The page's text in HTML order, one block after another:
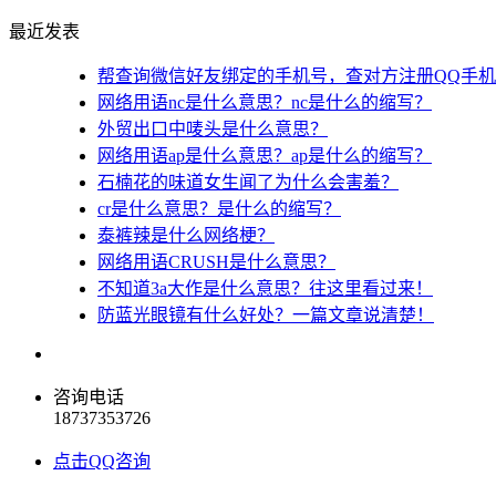
最近发表
帮查询微信好友绑定的手机号，查对方注册QQ手
网络用语nc是什么意思？nc是什么的缩写？
外贸出口中唛头是什么意思？
网络用语ap是什么意思？ap是什么的缩写？
石楠花的味道女生闻了为什么会害羞？
cr是什么意思？是什么的缩写？
泰裤辣是什么网络梗？
网络用语CRUSH是什么意思？
不知道3a大作是什么意思？往这里看过来！
防蓝光眼镜有什么好处？一篇文章说清楚！
咨询电话
18737353726
点击QQ咨询